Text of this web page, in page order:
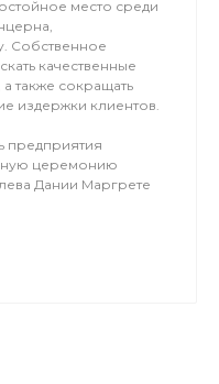
место среди
Собственное
качественные
также сокращать
издержки клиентов.
предприятия
церемонию
Дании Маргрете